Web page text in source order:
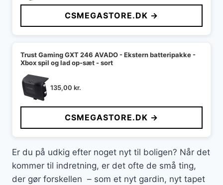
CSMEGASTORE.DK →
Trust Gaming GXT 246 AVADO - Ekstern batteripakke -
Xbox spil og lad op-sæt - sort
135,00 kr.
CSMEGASTORE.DK →
Er du på udkig efter noget nyt til boligen? Når det
kommer til indretning, er det ofte de små ting,
der gør forskellen – som et nyt gardin, nyt tapet